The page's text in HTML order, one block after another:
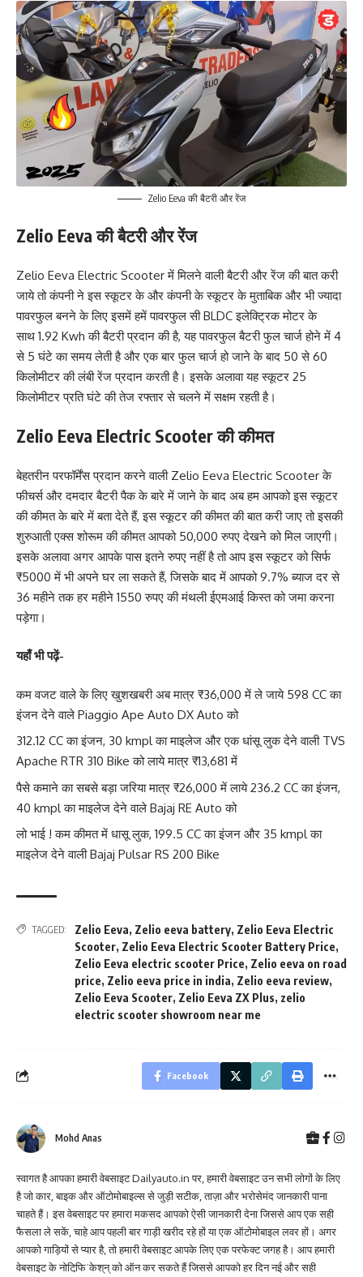
Zelio Eeva की बैटरी और रेंज
Zelio Eeva की बैटरी और रेंज
Zelio Eeva Electric Scooter में मिलने वाली बैटरी और रेंज की बात करी
जाये तो कंपनी ने इस स्कूटर के और कंपनी के स्कूटर के मुताबिक और भी ज्यादा
पावरफुल बनने के लिए इसमें हमें पावरफुल सी BLDC इलेक्ट्रिक मोटर के
साथ 1.92 Kwh की बैटरी प्रदान की है, यह पावरफुल बैटरी फुल चार्ज होने में 4
से 5 घंटे का समय लेती है और एक बार फुल चार्ज हो जाने के बाद 50 से 60
किलोमीटर की लंबी रेंज प्रदान करती है। इसके अलावा यह स्कूटर 25
किलोमीटर प्रति घंटे की तेज रफ्तार से चलने में सक्षम रहती है।
Zelio Eeva Electric Scooter की कीमत
बेहतरीन परफॉर्मेंस प्रदान करने वाली Zelio Eeva Electric Scooter के
फीचर्स और दमदार बैटरी पैक के बारे में जाने के बाद अब हम आपको इस स्कूटर
की कीमत के बारे में बता देते हैं, इस स्कूटर की कीमत की बात करी जाए तो इसकी
शुरुआती एक्स शोरूम की कीमत आपको 50,000 रुपए देखने को मिल जाएगी।
इसके अलावा अगर आपके पास इतने रुपए नहीं है तो आप इस स्कूटर को सिर्फ
₹5000 में भी अपने घर ला सकते हैं, जिसके बाद में आपको 9.7% ब्याज दर से
36 महीने तक हर महीने 1550 रुपए की मंथली ईएमआई किस्त को जमा करना
पड़ेगा।
यहाँ भी पढ़ें-
कम वजट वाले के लिए खुशखबरी अब मात्र ₹36,000 में ले जाये 598 CC का
इंजन देने वाले Piaggio Ape Auto DX Auto को
312.12 CC का इंजन, 30 kmpl का माइलेज और एक धांसू लुक देने वाली TVS
Apache RTR 310 Bike को लाये मात्र ₹13,681 में
पैसे कमाने का सबसे बड़ा जरिया मात्र ₹26,000 में लाये 236.2 CC का इंजन,
40 kmpl का माइलेज देने वाले Bajaj RE Auto को
लो भाई ! कम कीमत में धासू लुक, 199.5 CC का इंजन और 35 kmpl का
माइलेज देने वाली Bajaj Pulsar RS 200 Bike
TAGGED: Zelio Eeva, Zelio eeva battery, Zelio Eeva Electric
Scooter, Zelio Eeva Electric Scooter Battery Price,
Zelio Eeva electric scooter Price, Zelio eeva on road
price, Zelio eeva price in india, Zelio eeva review,
Zelio Eeva Scooter, Zelio Eeva ZX Plus, zelio
electric scooter showroom near me
Facebook
Mohd Anas
स्वागत है आपका हमारी वेबसाइट Dailyauto.in पर, हमारी वेबसाइट उन सभी लोगों के लिए
है जो कार, बाइक और ऑटोमोबाइल्स से जुड़ी सटीक, ताज़ा और भरोसेमंद जानकारी पाना
चाहते हैं। इस वेबसाइट पर हमारा मकसद आपको ऐसी जानकारी देना जिससे आप एक सही
फैसला ले सकें, चाहे आप पहली बार गाड़ी खरीद रहे हों या एक ऑटोमोबाइल लवर हों। अगर
आपको गाड़ियों से प्यार है, तो हमारी वेबसाइट आपके लिए एक परफेक्ट जगह है। आप हमारी
वेबसाइट के नोटिफि़ˈकेश्‌न्‌ को ऑन कर सकते हैं जिससे आपको हर दिन नई और सही